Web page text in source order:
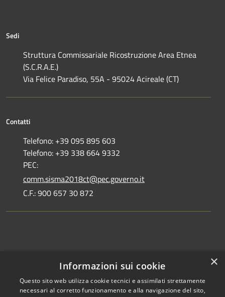
Sedi
Struttura Commissariale Ricostruzione Area Etnea
(S.C.R.A.E.)
Via Felice Paradiso, 55A - 95024 Acireale (CT)
Contatti
Telefono: +39 095 895 603
Telefono: +39 338 664 9332
PEC:
comm.sisma2018ct@pec.governo.it
C.F.: 900 657 30 872
Dichiarazione di accessibilità
×
Informazioni sui cookie
Questo sito web utilizza cookie tecnici e assimilati strettamente
necessari al corretto funzionamento e alla navigazione del sito,